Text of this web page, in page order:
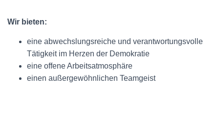
Wir bieten:
eine abwechslungsreiche und verantwortungsvolle
Tätigkeit im Herzen der Demokratie
eine offene Arbeitsatmosphäre
einen außergewöhnlichen Teamgeist